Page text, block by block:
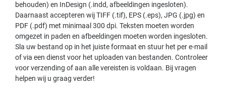
behouden) en InDesign (.indd, afbeeldingen ingesloten).
Daarnaast accepteren wij TIFF (.tif), EPS (.eps), JPG (.jpg) en
PDF (.pdf) met minimaal 300 dpi. Teksten moeten worden
omgezet in paden en afbeeldingen moeten worden ingesloten.
Sla uw bestand op in het juiste formaat en stuur het per e-mail
of via een dienst voor het uploaden van bestanden. Controleer
voor verzending of aan alle vereisten is voldaan. Bij vragen
helpen wij u graag verder!